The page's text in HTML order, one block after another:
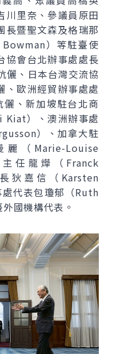
川里奈、參議員原田
長暨聖文森及格瑞那
）等駐臺使
協會台北辦事處處長
儷、日本台灣交流協
、歐洲經貿辦事處處
、新加坡駐台北商
Kiat）、澳洲辦事處
）、加拿大駐
（Marie-Louise
任龍燁（Franck
狄嘉信（Karsten
代表包瓊郁（Ruth
國機構代表。